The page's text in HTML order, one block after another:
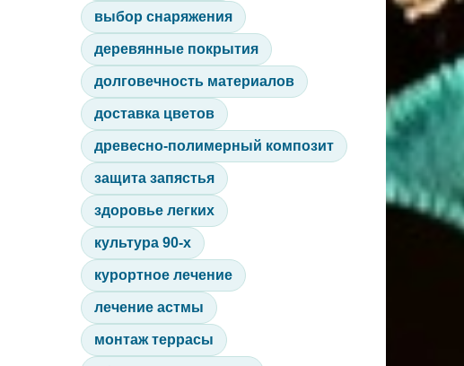
выбор снаряжения
деревянные покрытия
долговечность материалов
доставка цветов
древесно-полимерный композит
защита запястья
здоровье легких
культура 90-х
курортное лечение
лечение астмы
монтаж террасы